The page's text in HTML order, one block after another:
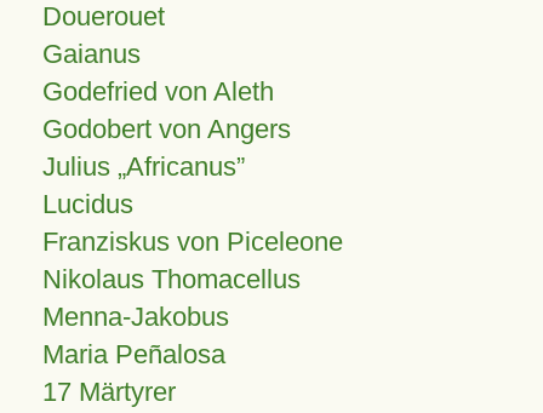
Douerouet
Gaianus
Godefried von Aleth
Godobert von Angers
Julius Africanus
Lucidus
Franziskus von Piceleone
Nikolaus Thomacellus
Menna-Jakobus
Maria Peñalosa
17 Märtyrer